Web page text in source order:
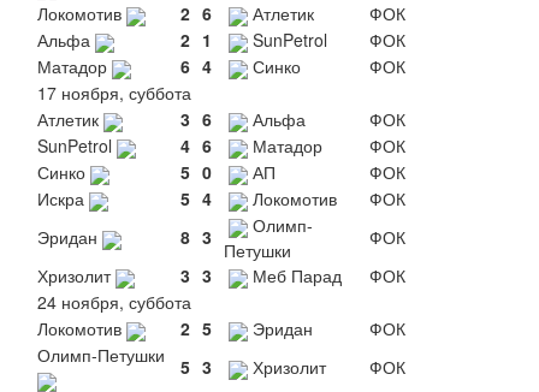
Локомотив
2 6 Атлетик
ФОК
Альфа
2 1 SunPetrol
ФОК
Матадор
6 4 Синко
ФОК
17 ноября, суббота
Атлетик
3 6 Альфа
ФОК
SunPetrol
4 6 Матадор
ФОК
Синко
5 0 АП
ФОК
Искра
5 4 Локомотив
ФОК
Эридан
8 3
Олимп-
Петушки
ФОК
Хризолит
3 3 Меб Парад
ФОК
24 ноября, суббота
Локомотив
2 5 Эридан
ФОК
Олимп-Петушки
5 3 Хризолит
ФОК